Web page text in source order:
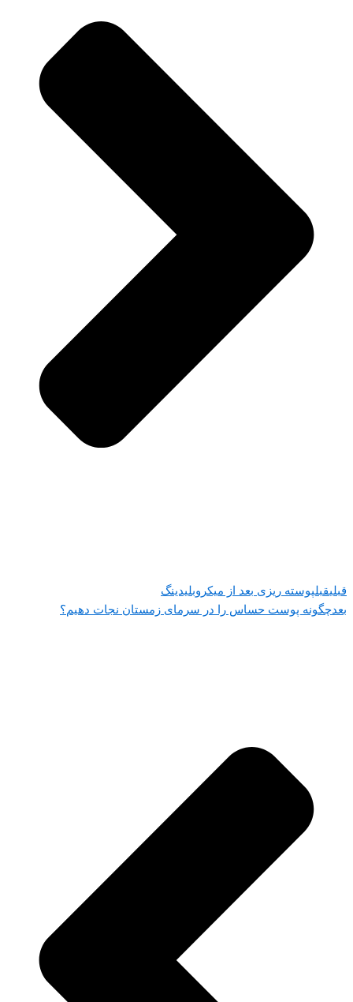
قبلیقبلپوسته ریزی بعد از میکروبلیدینگ
بعدچگونه پوست حساس را در سرمای زمستان نجات دهیم؟